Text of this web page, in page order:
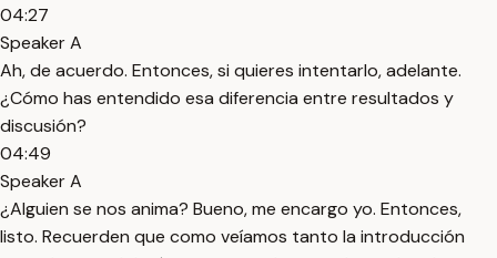
04:27
Speaker A
Ah, de acuerdo. Entonces, si quieres intentarlo, adelante.
¿Cómo has entendido esa diferencia entre resultados y
discusión?
04:49
Speaker A
¿Alguien se nos anima? Bueno, me encargo yo. Entonces,
listo. Recuerden que como veíamos tanto la introducción